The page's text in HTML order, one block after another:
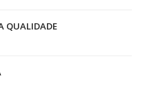
QUALIDADE